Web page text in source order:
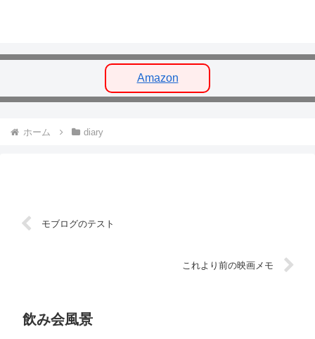
Amazon
ホーム diary
モブログのテスト
これより前の映画メモ
飲み会風景